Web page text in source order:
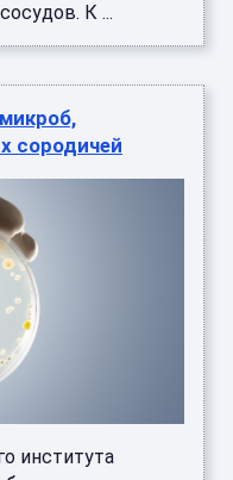
К ...
сородичей
института